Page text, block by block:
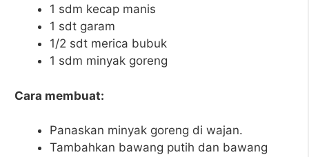
1 sdm kecap manis
1 sdt garam
1/2 sdt merica bubuk
1 sdm minyak goreng
Cara membuat:
Panaskan minyak goreng di wajan.
Tambahkan bawang putih dan bawang